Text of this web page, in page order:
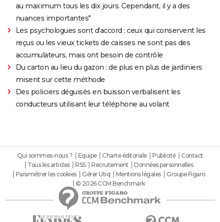
au maximum tous les dix jours. Cependant, il y a des
nuances importantes"
Les psychologues sont d'accord : ceux qui conservent les
reçus ou les vieux tickets de caisses ne sont pas des
accumulateurs, mais ont besoin de contrôle
Du carton au lieu du gazon : de plus en plus de jardiniers
misent sur cette méthode
Des policiers déguisés en buisson verbalisent les
conducteurs utilisant leur téléphone au volant
Qui sommes-nous ? Equipe Charte éditoriale Publicité
Contact
Tous les articles
RSS Recrutement
Données personnelles
Paramétrer les cookies
Gérer Utiq Mentions légales
Groupe Figaro
© 2026 CCM Benchmark